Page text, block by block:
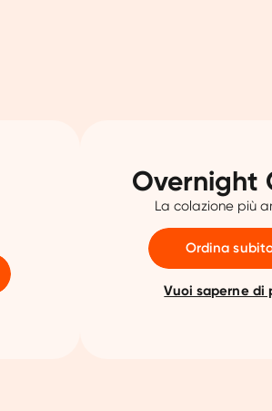
Overnight
La colazione più
Ordina
Vuoi saperne di